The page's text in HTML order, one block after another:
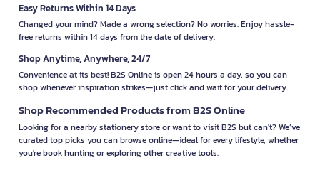
Easy Returns Within 14 Days
Changed your mind? Made a wrong selection? No worries. Enjoy hassle-
free returns within 14 days from the date of delivery.
Shop Anytime, Anywhere, 24/7
Convenience at its best! B2S Online is open 24 hours a day, so you can
shop whenever inspiration strikes—just click and wait for your delivery.
Shop Recommended Products from B2S Online
Looking for a nearby stationery store or want to visit B2S but can't? We’ve
curated top picks you can browse online—ideal for every lifestyle, whether
you're book hunting or exploring other creative tools.